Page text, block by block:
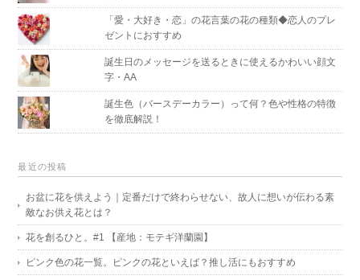
「愛・大好き・恋」の花言葉の花の種類◆恋人のプレ
ゼントにおすすめ
誕生日のメッセージを送るときに使えるかわいい顔文
字・AA
誕生色（バースデーカラー）って何？色や性格の特徴
を徹底解説！
最近の投稿
お盆に花を供えよう｜定番だけで終わらせない、故人に想いが伝わる素
敵なお供え花とは？
花を創るひと。#1 【産地：モテギ洋蘭園】
ピンク色の花一覧。ピンクの花といえば？推し活にもおすすめ